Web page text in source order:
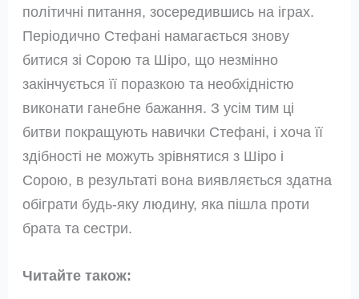
політичні питання, зосередившись на іграх.
Періодично Стефані намагається знову
битися зі Сорою та Шіро, що незмінно
закінчується її поразкою та необхідністю
виконати ганебне бажання. З усім тим ці
битви покращують навички Стефані, і хоча її
здібності не можуть зрівнятися з Шіро і
Сорою, в результаті вона виявляється здатна
обіграти будь-яку людину, яка пішла проти
брата та сестри.
Читайте також: